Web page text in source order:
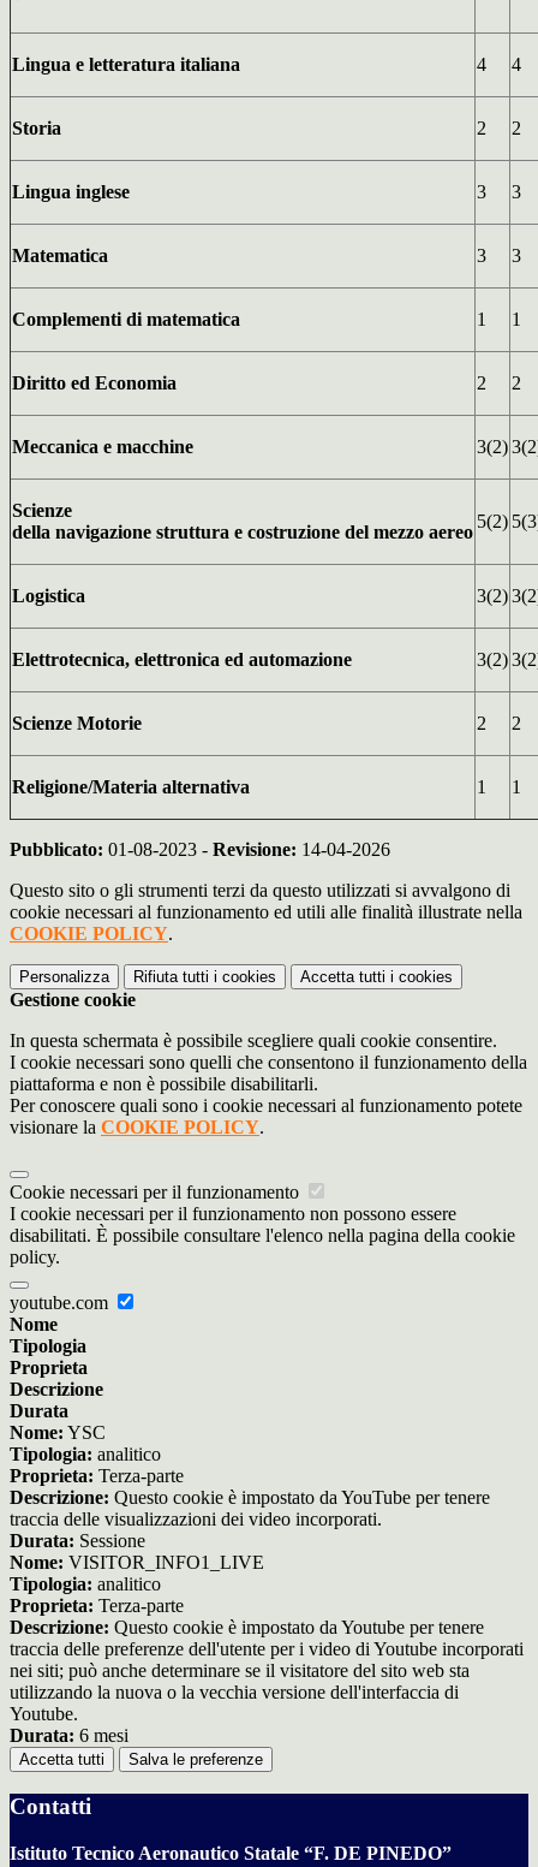
Lingua e letteratura italiana 4 4
Storia 2 2
Lingua inglese 3 3
Matematica 3 3
Complementi di matematica 1 1
Diritto ed Economia 2 2
Meccanica e macchine 3(2)
Scienze
della navigazione struttura e costruzione del mezzo aereo
5(2)
Logistica 3(2)
Elettrotecnica, elettronica ed automazione 3(2)
Scienze Motorie 2 2
Religione/Materia alternativa 1 1
Pubblicato: 01-08-2023 - Revisione: 14-04-2026
Questo sito o gli strumenti terzi da questo utilizzati si avvalgono di
cookie necessari al funzionamento ed utili alle finalità illustrate nella
COOKIE POLICY.
Personalizza Rifiuta tutti i cookies Accetta tutti i cookies
Gestione cookie
In questa schermata è possibile scegliere quali cookie consentire.
I cookie necessari sono quelli che consentono il funzionamento della
piattaforma e non è possibile disabilitarli.
Per conoscere quali sono i cookie necessari al funzionamento potete
visionare la COOKIE POLICY.
Cookie necessari per il funzionamento
I cookie necessari per il funzionamento non possono essere
disabilitati. È possibile consultare l'elenco nella pagina della cookie
policy.
youtube.com
Nome
Tipologia
Proprieta
Descrizione
Durata
Nome: YSC
Tipologia: analitico
Proprieta: Terza-parte
Descrizione: Questo cookie è impostato da YouTube per tenere
traccia delle visualizzazioni dei video incorporati.
Durata: Sessione
Nome: VISITOR_INFO1_LIVE
Tipologia: analitico
Proprieta: Terza-parte
Descrizione: Questo cookie è impostato da Youtube per tenere
traccia delle preferenze dell'utente per i video di Youtube incorporati
nei siti; può anche determinare se il visitatore del sito web sta
utilizzando la nuova o la vecchia versione dell'interfaccia di
Youtube.
Durata: 6 mesi
Accetta tutti Salva le preferenze
Contatti
Istituto Tecnico Aeronautico Statale “F. DE PINEDO”